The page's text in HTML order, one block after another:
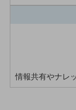
地域共創・地方創生
自動化・省電化
情報共有やナレ